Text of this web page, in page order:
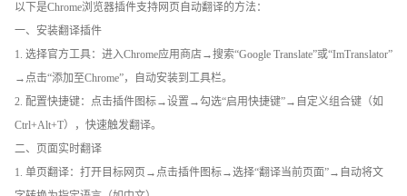
以下是Chrome浏览器插件支持网页自动翻译的方法：
一、安装翻译插件
1. 选择官方工具：进入Chrome应用商店→搜索“Google Translate”或“ImTranslator”
→点击“添加至Chrome”，自动安装到工具栏。
2. 配置快捷键：点击插件图标→设置→勾选“启用快捷键”→自定义组合键（如
Ctrl+Alt+T），快速触发翻译。
二、页面实时翻译
1. 单页翻译：打开目标网页→点击插件图标→选择“翻译当前页面”→自动将文